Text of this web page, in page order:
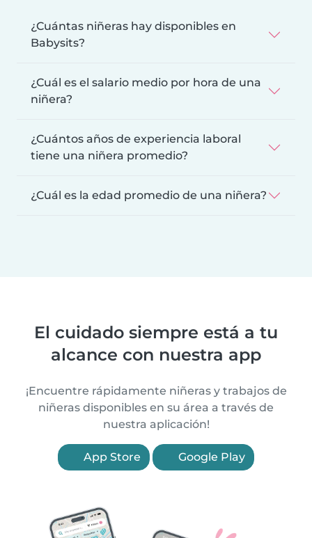
¿Cuántas niñeras hay disponibles en
Babysits?
¿Cuál es el salario medio por hora de una
niñera?
¿Cuántos años de experiencia laboral
tiene una niñera promedio?
¿Cuál es la edad promedio de una niñera?
El cuidado siempre está a tu
alcance con nuestra app
¡Encuentre rápidamente niñeras y trabajos de
niñeras disponibles en su área a través de
nuestra aplicación!
App Store Google Play